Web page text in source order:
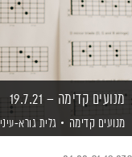
מנועים קדימה – 19.7.21
מנועים קדימה גלית גורא-עיני